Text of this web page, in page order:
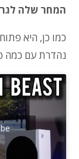
המחר שלה לגרסת
כמו כן, היא
נהדרת עם כמה